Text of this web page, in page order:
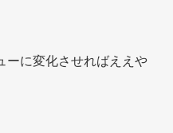
ーに変化させればええや